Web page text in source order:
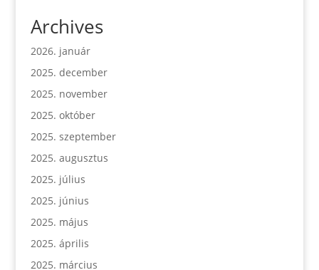
Archives
2026. január
2025. december
2025. november
2025. október
2025. szeptember
2025. augusztus
2025. július
2025. június
2025. május
2025. április
2025. március